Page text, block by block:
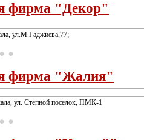
фирма "Декор"
ул.М.Гаджиева,77;
фирма "Жалия"
ул. Степной поселок, ПМК-1